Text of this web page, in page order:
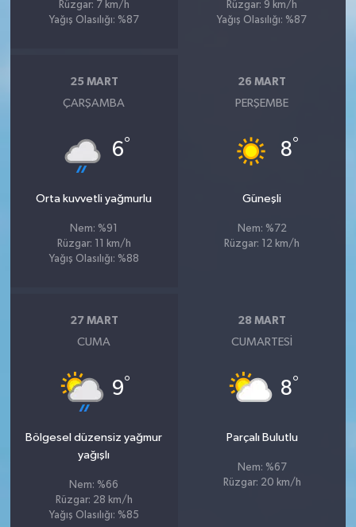
Rüzgar: 7 km/h
Yağış Olasılığı: %87
Rüzgar: 9 km/h
Yağış Olasılığı: %87
25 MART
ÇARŞAMBA
6°
Orta kuvvetli yağmurlu
Nem: %91
Rüzgar: 11 km/h
Yağış Olasılığı: %88
26 MART
PERŞEMBE
8°
Güneşli
Nem: %72
Rüzgar: 12 km/h
27 MART
CUMA
9°
Bölgesel düzensiz yağmur
yağışlı
Nem: %66
Rüzgar: 28 km/h
Yağış Olasılığı: %85
28 MART
CUMARTESI
8°
Parçalı Bulutlu
Nem: %67
Rüzgar: 20 km/h